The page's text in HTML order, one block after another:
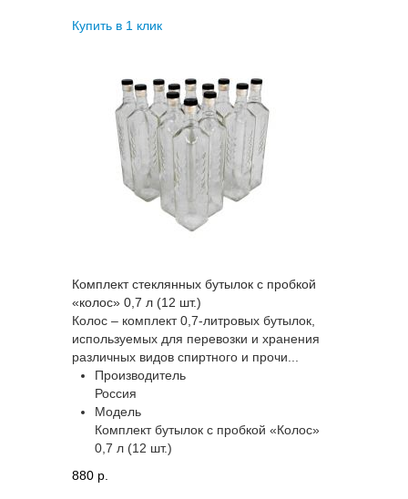
Купить в 1 клик
Комплект стеклянных бутылок с пробкой
«колос» 0,7 л (12 шт.)
Колос – комплект 0,7-литровых бутылок,
используемых для перевозки и хранения
различных видов спиртного и прочи...
Производитель
Россия
Модель
Комплект бутылок с пробкой «Колос»
0,7 л (12 шт.)
880 p.